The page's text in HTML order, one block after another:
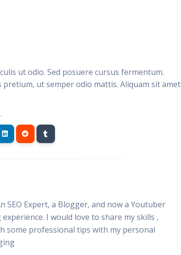
ut odio. Sed posuere cursus fermentum.
ut semper odio mattis. Aliquam sit amet
SEO Expert, a Blogger, and now a Youtuber
I would love to share my skills ,
some professional tips with my personal